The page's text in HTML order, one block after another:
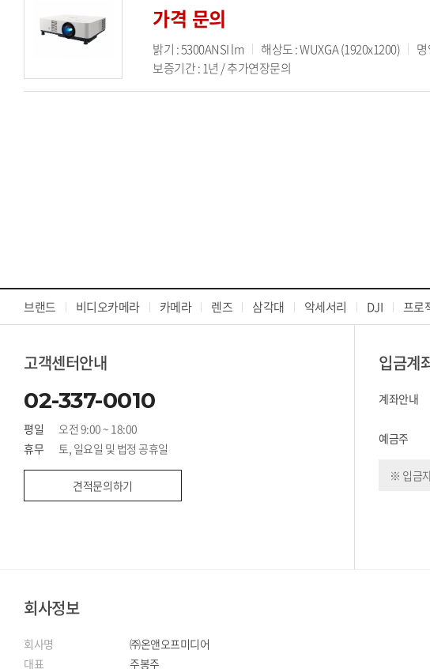
가격 문의
밝기 : 5300ANSI lm 해상도 : WUXGA (1920x1200)
보증기간 : 1년 / 추가연장문의
브랜드 비디오카메라 카메라 렌즈 삼각대 악세서리 DJI 프로
고객센터안내
02-337-0010
평일
오전 9:00 ~ 18:00
휴무
토, 일요일 및 법정 공휴일
견적문의하기
입금계
계좌안내
예금주
※ 입금
회사정보
회사명
㈜온앤오프미디어
대표
주봉주